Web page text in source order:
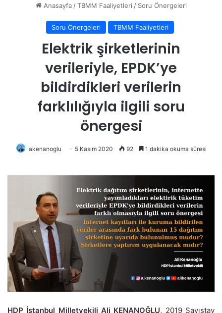
Anasayfa / TBMM Faaliyetleri / Soru Önergeleri
Soru Önergeleri TBMM Faaliyetleri
Elektrik şirketlerinin
verileriyle, EPDK’ye
bildirdikleri verilerin
farklılığıyla ilgili soru
önergesi
akenanoglu 5 Kasım 2020 92 1 dakika okuma süresi
HDP İstanbul Milletvekili Ali KENANOĞLU, 2019 Sayıştay